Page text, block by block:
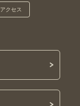
アクセス